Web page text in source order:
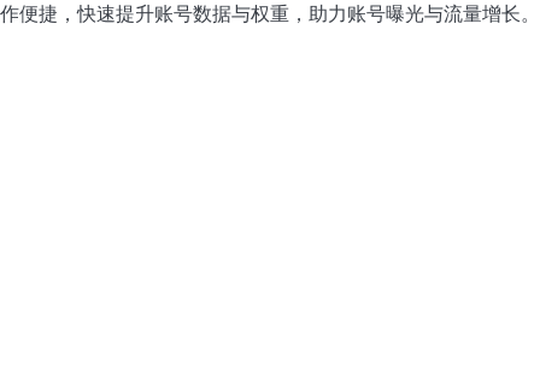
作便捷，快速提升账号数据与权重，助力账号曝光与流量增长。